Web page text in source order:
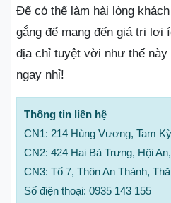
Để có thể làm hài lòng
gắng để mang đến giá trị lợi
địa chỉ tuyệt vời như thế
ngay nhỉ!
Thông tin liên hệ
CN1: 214 Hùng Vương, Tam
CN2: 424 Hai Bà Trưng, Hội
CN3: Tổ 7, Thôn An Thành,
Số điện thoại: 0935 143 155